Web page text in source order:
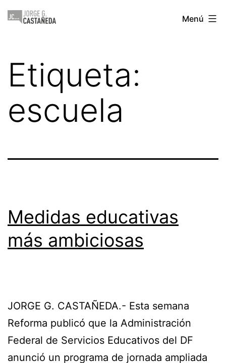
Saltar
Jorge
Menú
Etiqueta:
escuela
Medidas educativas
más ambiciosas
JORGE G. CASTAÑEDA.- Esta semana
Reforma publicó que la Administración
Federal de Servicios Educativos del DF
anunció un programa de jornada ampliada